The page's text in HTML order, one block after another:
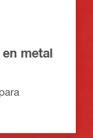
metal